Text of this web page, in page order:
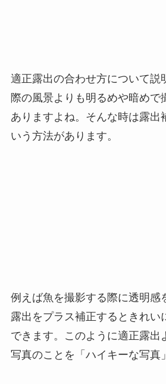
適正露出の合わせ方について説
際の風景よりも明るめや暗めで
ありますよね。そんな時は露出
いう方法があります。
例えば魚を撮影する際に透明感
露出をプラス補正するときれい
できます。このように適正露出
写真のことを「ハイキーな写真